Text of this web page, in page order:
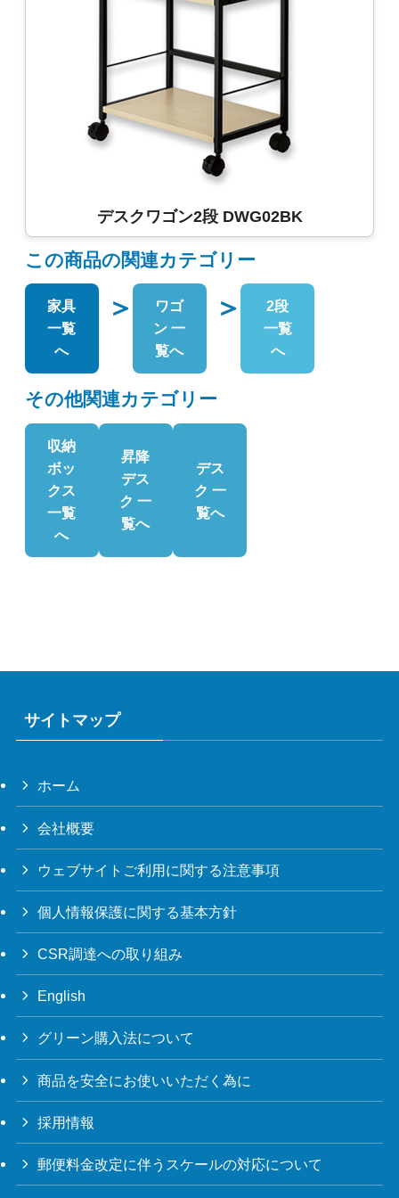
デスクワゴン2段 DWG02BK
この商品の関連カテゴリー
家具
一覧
へ
＞
ワゴ
ン 一
覧へ
＞
2段
一覧
へ
その他関連カテゴリー
収納
ボッ
クス
一覧
へ
昇降
デス
ク 一
覧へ
デス
ク 一
覧へ
サイトマップ
ホーム
会社概要
ウェブサイトご利用に関する注意事項
個人情報保護に関する基本方針
CSR調達への取り組み
English
グリーン購入法について
商品を安全にお使いいただく為に
採用情報
郵便料金改定に伴うスケールの対応について